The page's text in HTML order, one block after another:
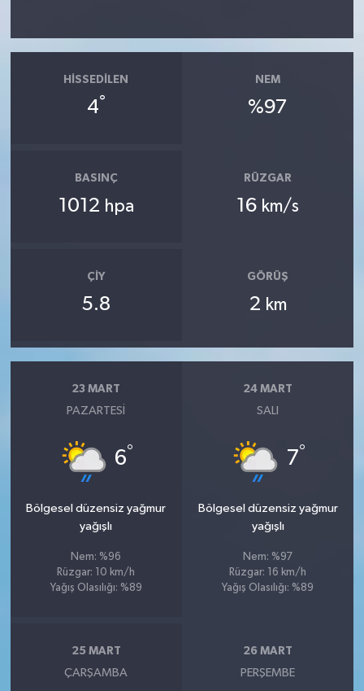
HISSEDILEN
4°
NEM
%97
BASINÇ
1012 hpa
RÜZGAR
16 km/s
ÇIY
5.8
GÖRÜŞ
2 km
23 MART
PAZARTESI
6°
Bölgesel düzensiz yağmur
yağışlı
Nem: %96
Rüzgar: 10 km/h
Yağış Olasılığı: %89
24 MART
SALI
7°
Bölgesel düzensiz yağmur
yağışlı
Nem: %97
Rüzgar: 16 km/h
Yağış Olasılığı: %89
25 MART
ÇARŞAMBA
26 MART
PERŞEMBE